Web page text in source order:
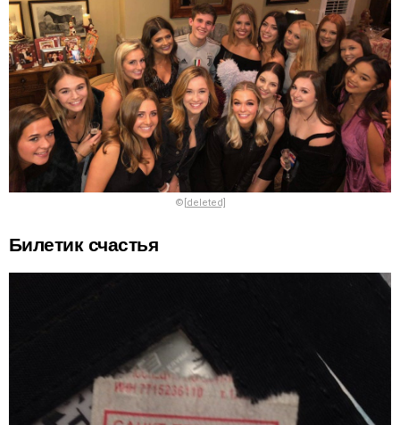
© [deleted]
Билетик счастья